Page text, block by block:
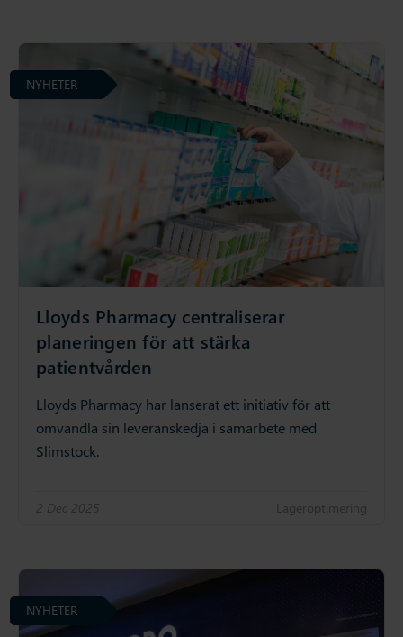
Lloyds Pharmacy centraliserar
planeringen för att stärka
patientvården
Lloyds Pharmacy har lanserat ett initiativ för att
omvandla sin leveranskedja i samarbete med
Slimstock.
2 Dec 2025 Lageroptimering
NYHETER
NYHETER